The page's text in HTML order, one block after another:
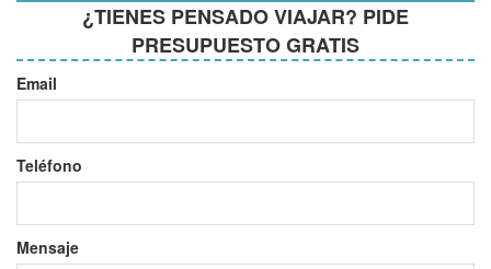
¿TIENES PENSADO VIAJAR? PIDE
PRESUPUESTO GRATIS
Email
Teléfono
Mensaje